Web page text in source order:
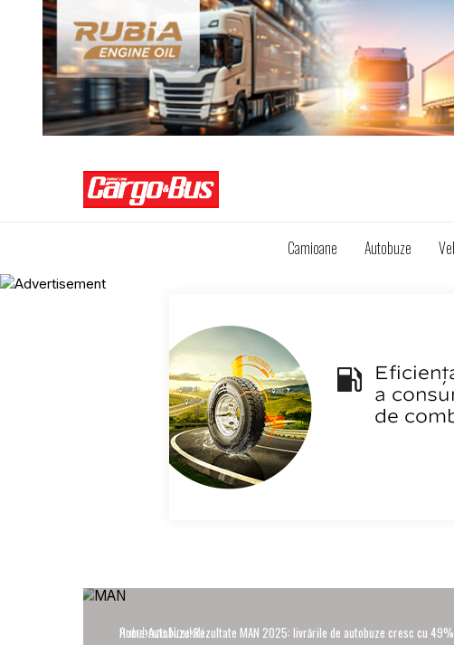
Camioane Autobuze
Home Autobuze Rezultate MAN 2025: livrările de autobuze cresc cu
AutobuzeNoutati